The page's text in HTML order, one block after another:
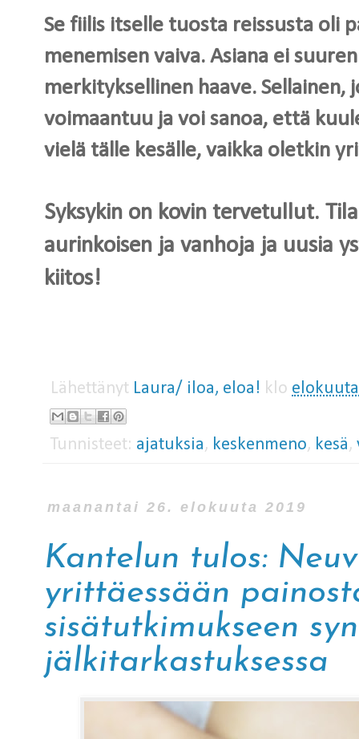
Se fiilis itselle tuosta reissusta oli
menemisen vaiva. Asiana ei
merkityksellinen haave.
voimaantuu ja voi sanoa, että
vielä tälle kesälle, vaikka oletkin
Syksykin on kovin tervetullut.
aurinkoisen ja vanhoja ja uusia
kiitos!
Lähettänyt Laura/ iloa, eloa! klo
Tunnisteet: ajatuksia, keskenmeno, kesä,
maanantai 26. elokuuta 2019
Kantelun tulos:
yrittäessään
sisätutkimukseen
jälkitarkastuksessa